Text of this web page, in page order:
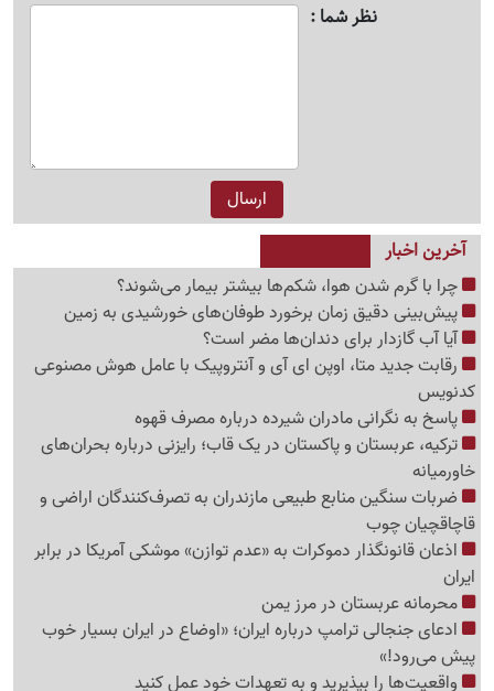
نظر شما
آخرین اخبار
چرا با گرم شدن هوا، شکم‌ها بیشتر بیمار می‌شوند؟
پیش‌بینی دقیق زمان برخورد طوفان‌های خورشیدی به زمین
آیا آب گازدار برای دندان‌ها مضر است؟
رقابت جدید متا، اوپن ای آی و آنتروپیک با عامل هوش مصنوعی
کدنویس
پاسخ به نگرانی مادران شیرده درباره مصرف قهوه
ترکیه، عربستان و پاکستان در یک قاب؛ رایزنی درباره بحران‌های
خاورمیانه
ضربات سنگین منابع طبیعی مازندران به تصرف‌کنندگان اراضی و
قاچاقچیان چوب
اذعان قانونگذار دموکرات به «عدم توازن» موشکی آمریکا در برابر
ایران
محرمانه عربستان در مرز یمن
ادعای جنجالی ترامپ درباره ایران؛ «اوضاع در ایران بسیار خوب
پیش می‌رود!»
واقعیت‌ها را بپذیرید و به تعهدات خود عمل کنید